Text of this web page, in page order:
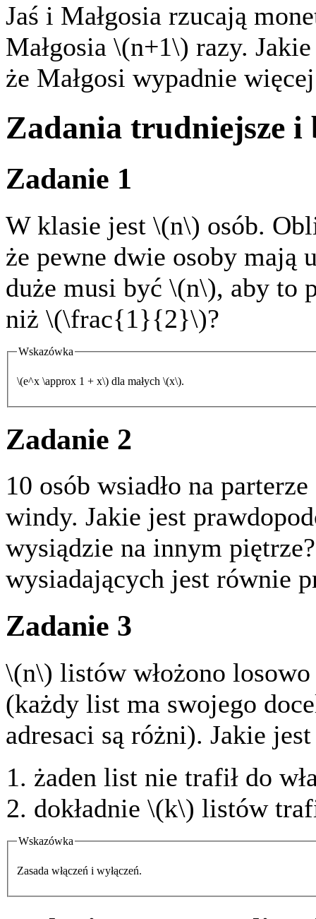
Jaś i Małgosia rzucają
Małgosia \(n+1\) razy.
że Małgosi wypadnie
Zadania trudniejsze i
Zadanie 1
W klasie jest \(n\) osób.
że pewne dwie osoby mają
duże musi być \(n\), aby to
niż \(\frac{1}{2}\)?
Wskazówka
\(e^x \approx 1 + x\) dla małych \(x\).
Zadanie 2
10 osób wsiadło na
windy. Jakie jest
wysiądzie na innym
wysiadających jest równie
Zadanie 3
\(n\) listów włożono
(każdy list ma swojego
adresaci są różni). Jakie
żaden list nie trafił do
dokładnie \(k\) listów
Wskazówka
Zasada włączeń i wyłączeń.